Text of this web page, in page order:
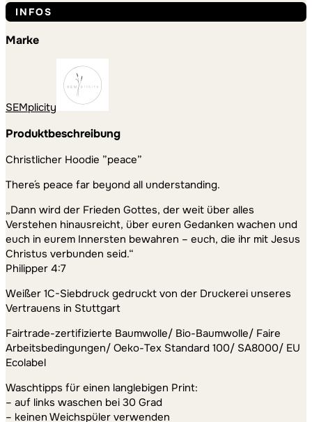
Bio-
Baumwolle
–
INFOS
Marke
SEMplicity
Produktbeschreibung
Christlicher Hoodie ”peace”
There´s peace far beyond all understanding.
„Dann wird der Frieden Gottes, der weit über alles
Verstehen hinausreicht, über euren Gedanken wachen und
euch in eurem Innersten bewahren – euch, die ihr mit Jesus
Christus verbunden seid.“
Philipper 4:7
Weißer 1C-Siebdruck gedruckt von der Druckerei unseres
Vertrauens in Stuttgart
Fairtrade-zertifizierte Baumwolle/ Bio-Baumwolle/ Faire
Arbeitsbedingungen/ Oeko-Tex Standard 100/ SA8000/ EU
Ecolabel
Waschtipps für einen langlebigen Print:
– auf links waschen bei 30 Grad
– keinen Weichspüler verwenden